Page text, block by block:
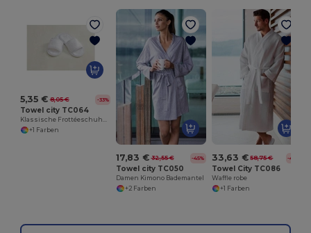
5,35 € 8,05 € -33%
Towel city TC064
Klassische Frottéeschuhe (offene Zehe)
+1 Farben
17,83 € 32,55 € -45%
Towel city TC050
Damen Kimono Bademantel
+2 Farben
33,63 € 58,75 € -43%
Towel City TC086
Waffle robe
+1 Farben